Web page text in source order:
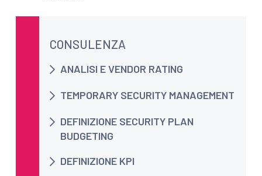
CONSULENZA
ANALISI E VENDOR RATING
TEMPORARY SECURITY MANAGEMENT
DEFINIZIONE SECURITY PLAN
BUDGETING
DEFINIZIONE KPI